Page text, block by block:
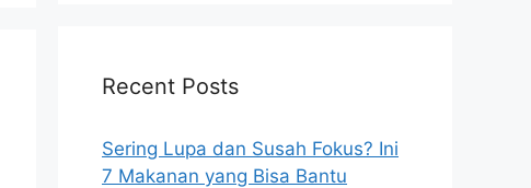
f
r
:
Recent Posts
Sering Lupa dan Susah Fokus? Ini
7 Makanan yang Bisa Bantu